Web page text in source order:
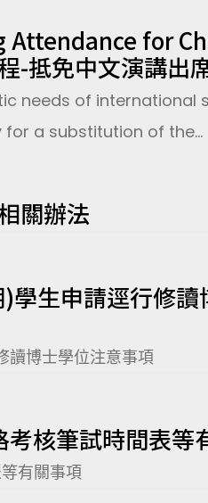
for
抵免中文演講出
needs of international
a substitution of the...
關辦法
學生申請逕行修讀
讀博士學位注意事項
核筆試時間表等
有關事項